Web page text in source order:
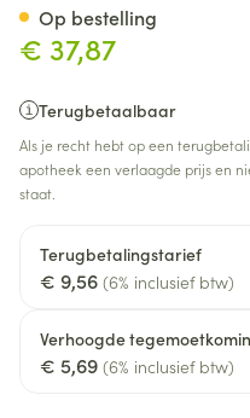
€ 37,87
Terugbetaalbaar
Als je recht hebt op een
apotheek een verlaagde prijs en
staat.
Terugbetalingstarief
€ 9,56 (6% inclusief btw)
Verhoogde
€ 5,69 (6% inclusief btw)
Op bestelling